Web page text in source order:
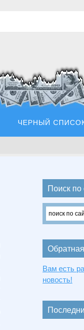
ЧЕРНЫЙ
Поиск по
Вам есть
новость!